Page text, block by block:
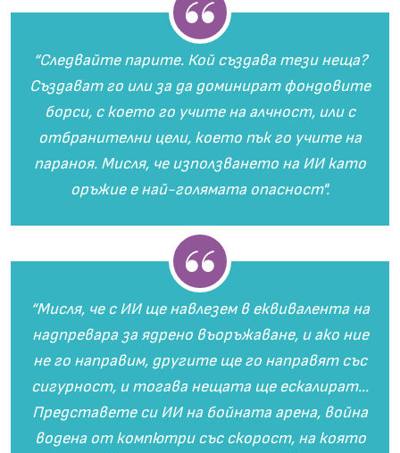
“Следвайте парите. Кой създава тези неща?
Създават го или за да доминират фондовите
борси, с което го учите на алчност, или с
отбранителни цели, което пък го учите на
параноя. Мисля, че използването на ИИ като
оръжие е най-голямата опасност".
“Мисля, че с ИИ ще навлезем в еквивалента на
надпревара за ядрено въоръжаване, и ако ние
не го направим, другите ще го направят със
сигурност, и тогава нещата ще ескалират...
Представете си ИИ на бойната арена, война
водена от компютри със скорост, на която